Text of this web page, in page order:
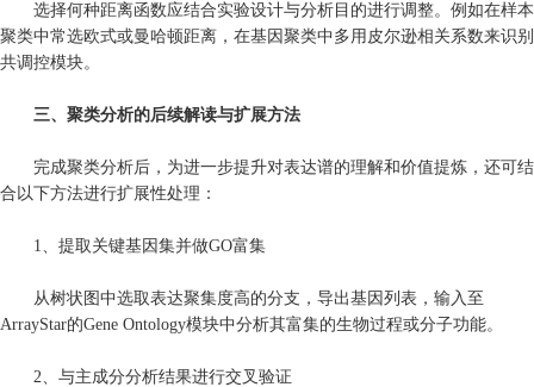
选择何种距离函数应结合实验设计与分析目的进行调整。例如在样本
聚类中常选欧式或曼哈顿距离，在基因聚类中多用皮尔逊相关系数来识别
共调控模块。
三、聚类分析的后续解读与扩展方法
完成聚类分析后，为进一步提升对表达谱的理解和价值提炼，还可结
合以下方法进行扩展性处理：
1、提取关键基因集并做GO富集
从树状图中选取表达聚集度高的分支，导出基因列表，输入至
ArrayStar的Gene Ontology模块中分析其富集的生物过程或分子功能。
2、与主成分分析结果进行交叉验证